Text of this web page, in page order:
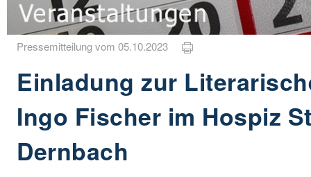
Pressemitteilung vom 05.10.2023
Einladung zur
Ingo Fischer im Hospiz
Dernbach